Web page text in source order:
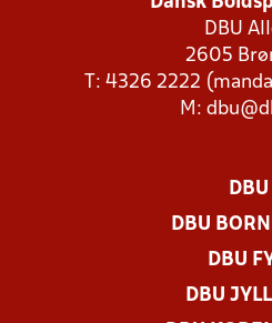
DBU
2605
T: 4326 2222
M:
DBU
DBU
DBU
DBU